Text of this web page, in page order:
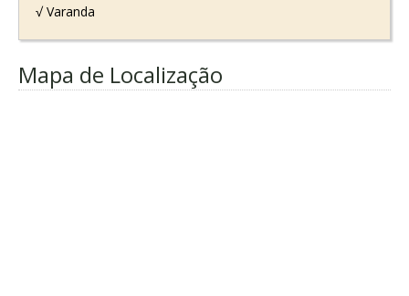
√ Varanda
Mapa de Localização